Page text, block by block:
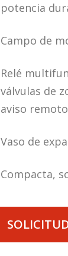
potencia
Campo de
Relé
válvulas de
aviso
Vaso de
Compacta,